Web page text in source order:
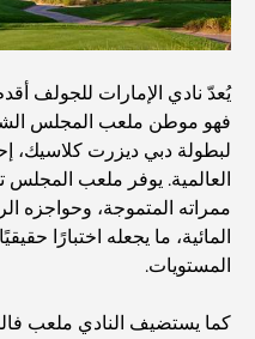
مطاعم بإطلالة على برج
دليل شامل لأندية شاطئ
المطاعم الإيطالية في
المدينة
يُعدّ نادي الإمارات للجولف
فهو موطن ملعب المجلس
لبطولة دبي ديزرت كلاسيك،
العالمية. يوفر ملعب المجلس
ممراته المتموجة، وحواجزه
المائية، ما يجعله اختبارًا
المستويات.
كما يستضيف النادي ملعب